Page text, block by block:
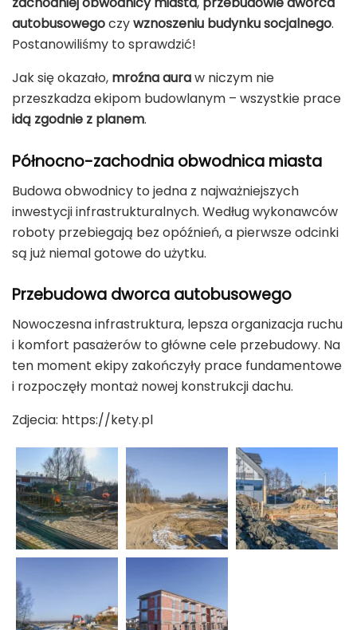
autobusowegoczywznoszeniu budynku socjalnego.
Postanowiliśmy to sprawdzić!
Jak się okazało, mroźna auraw niczym nie
przeszkadza ekipom budowlanym – wszystkie prace
idą zgodnie z planem.
Północno-zachodnia obwodnica miasta
Budowa obwodnicy to jedna z najważniejszych
inwestycji infrastrukturalnych. Według wykonawców
roboty przebiegają bez opóźnień, a pierwsze odcinki
są już niemal gotowe do użytku.
Przebudowa dworca autobusowego
Nowoczesna infrastruktura, lepsza organizacja ruchu
i komfort pasażerów to główne cele przebudowy. Na
ten moment ekipy zakończyły prace fundamentowe
i rozpoczęły montaż nowej konstrukcji dachu.
Zdjecia: https://kety.pl